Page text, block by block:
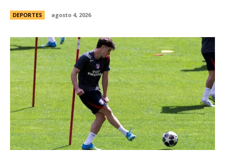
DEPORTES agosto 4, 2026